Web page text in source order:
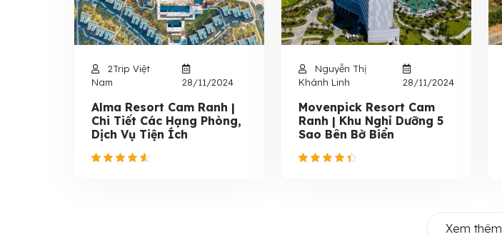
2Trip Việt
Nam
28/11/2024
Alma Resort Cam Ranh |
Chi Tiết Các Hạng Phòng,
Dịch Vụ Tiện Ích
Nguyễn Thị
Khánh Linh
28/11/2024
Movenpick Resort Cam
Ranh | Khu Nghỉ Dưỡng 5
Sao Bên Bờ Biển
Xem thêm